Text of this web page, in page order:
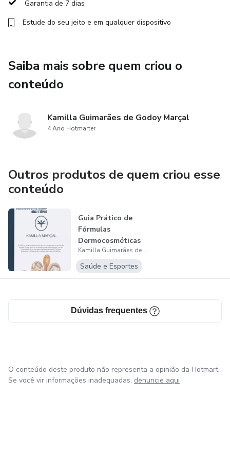
Garantia de 7 dias
Estude do seu jeito e em qualquer dispositivo
Saiba mais sobre quem criou o
conteúdo
Kamilla Guimarães de Godoy Marçal
4 Ano Hotmarter
Outros produtos de quem criou esse
conteúdo
Guia Prático de
Fórmulas
Dermocosméticas
Manipuladas -
Oral...
Kamilla Guimarães de Godoy Marçal
Saúde e Esportes
Dúvidas frequentes
O conteúdo deste produto não representa a opinião da Hotmart.
Se você vir informações inadequadas, denuncie aqui